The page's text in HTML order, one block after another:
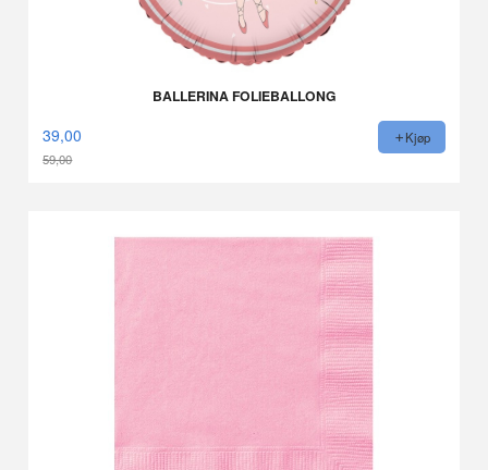
BALLERINA FOLIEBALLONG
39,00
59,00
Kjøp